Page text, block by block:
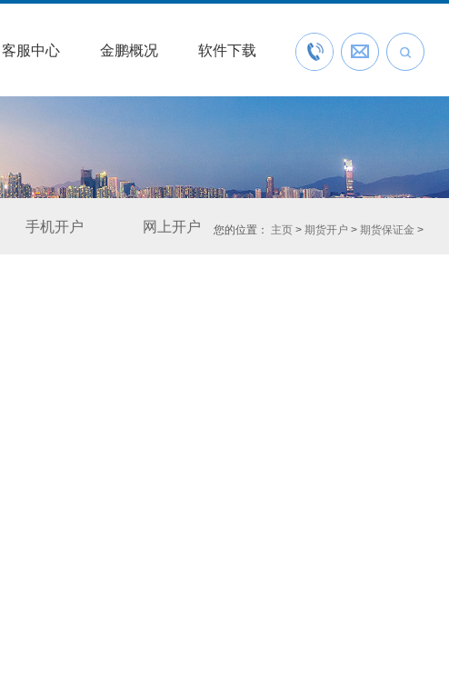
联系我们预约开户
客服中心 金鹏概况 软件下载
手机开户 网上开户 您的位置： 主页 >期货开户 >期货保证金 >